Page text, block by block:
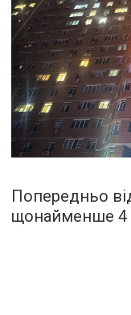
Попередньо
щонайменше 4